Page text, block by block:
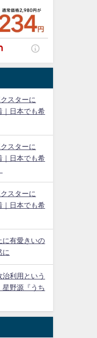
スターに
｜日本でも希
スターに
｜日本でも希
スターに
｜日本でも希
に有愛きいの
に
治利用という
星野源『うち